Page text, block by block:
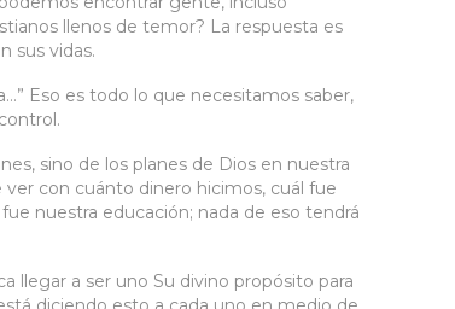
llenos de temor? La respuesta es
sus vidas.
Eso es todo lo que necesitamos saber,
sino de los planes de Dios en nuestra
con cuánto dinero hicimos, cuál fue
nuestra educación; nada de eso tendrá
llegar a ser uno Su divino propósito para